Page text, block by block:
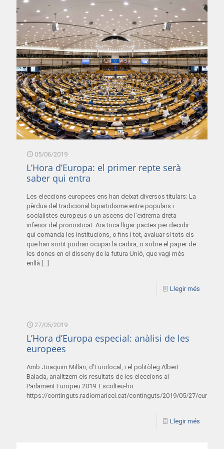
05/06/2019
L’Hora d’Europa: el primer repte serà
saber qui entra
Les eleccions europees ens han deixat diversos titulars: La
pèrdua del tradicional bipartidisme entre populars i
socialistes europeus o un ascens de l’extrema dreta
inferior del pronosticat. Ara toca lligar pactes per decidir
qui comanda les institucions, o fins i tot, avaluar si tots els
que han sortit podran ocupar la cadira, o sobre el paper de
les dones en el disseny de la futura Unió, que vagi més
enllà […]
Llegir més
27/05/2019
L’Hora d’Europa especial: anàlisi de les
europees
Amb Joaquim Millan, d’Eurolocal, i el politòleg Albert
Balada, analitzem els resultats de les eleccions al
Parlament Europeu 2019. Escolteu-ho
https://continguts.radiomaricel.cat/continguts/2019/05/27/
Llegir més